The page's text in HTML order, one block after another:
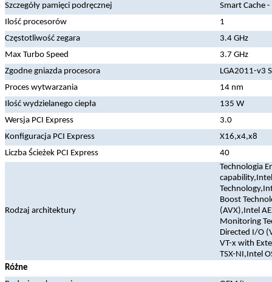
Szczegóły pamięci podręcznej
Smart Cache
Ilość procesorów
1
Częstotliwość zegara
3.4 GHz
Max Turbo Speed
3.7 GHz
Zgodne gniazda procesora
LGA2011-v3
Proces wytwarzania
14 nm
Ilość wydzielanego ciepła
135 W
Wersja PCI Express
3.0
Konfiguracja PCI Express
X16,x4,x8
Liczba Ścieżek PCI Express
40
Rodzaj architektury
Technologia
Boost
(AVX),Intel
Monitoring
Directed I/O
VT-x with
TSX-NI,Intel
Różne